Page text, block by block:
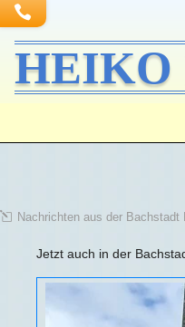
HEIKO
Nachrichten aus der Bachstadt
Jetzt auch in der